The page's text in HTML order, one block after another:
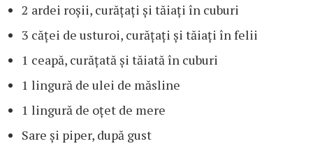
2 ardei roșii, curățați și tăiați în cuburi
3 căței de usturoi, curățați și tăiați în felii
1 ceapă, curățată și tăiată în cuburi
1 lingură de ulei de măsline
1 lingură de oțet de mere
Sare și piper, după gust